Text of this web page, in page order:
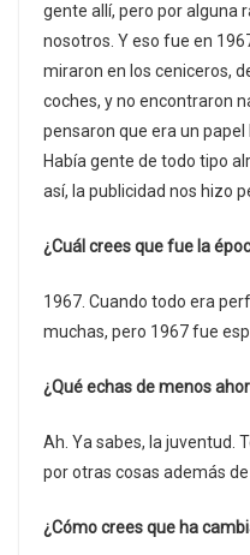
gente allí, pero por alguna
nosotros. Y eso fue en
miraron en los ceniceros,
coches, y no encontraron
pensaron que era un papel
Había gente de todo tipo
así, la publicidad nos hizo
¿Cuál crees que fue la
1967. Cuando todo era
muchas, pero 1967 fue
¿Qué echas de menos
Ah. Ya sabes, la juventud.
por otras cosas además de
¿Cómo crees que ha